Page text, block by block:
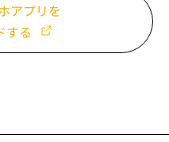
アプリを
する